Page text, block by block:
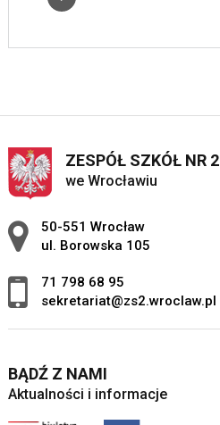
ZESPÓŁ SZKÓŁ NR 2
we Wrocławiu
Adres pocztowy:
50-551 Wrocław
ul. Borowska 105
71 798 68 95
sekretariat@zs2.wroclaw.pl
BĄDŹ Z NAMI
Aktualności i informacje